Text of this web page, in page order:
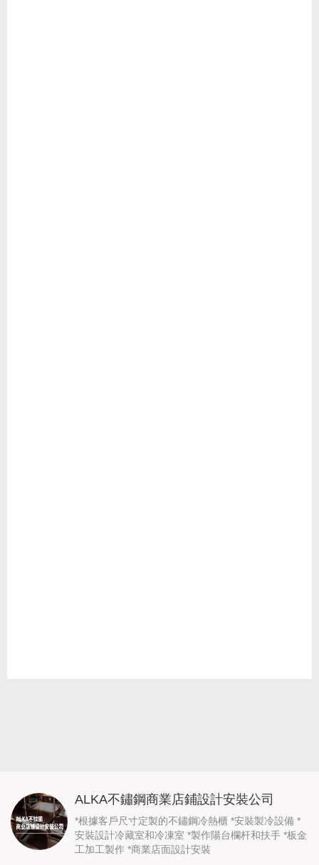
ALKA不鏽鋼商業店鋪設計安裝公司
*根據客戶尺寸定製的不鏽鋼冷熱櫃 *安裝製冷設備 *
安裝設計冷藏室和冷凍室 *製作陽台欄杆和扶手 *板金
工加工製作 *商業店面設計安裝